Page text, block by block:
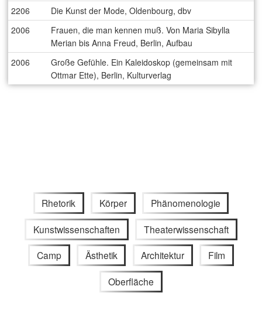
2206
Die Kunst der Mode, Oldenbourg, dbv
2006
Frauen, die man kennen muß. Von Maria Sibylla
Merian bis Anna Freud, Berlin, Aufbau
2006
Große Gefühle. Ein Kaleidoskop (gemeinsam mit
Ottmar Ette), Berlin, Kulturverlag
Rhetorik Körper Phänomenologie
Kunstwissenschaften Theaterwissenschaft
Camp Ästhetik Architektur Film
Oberfläche